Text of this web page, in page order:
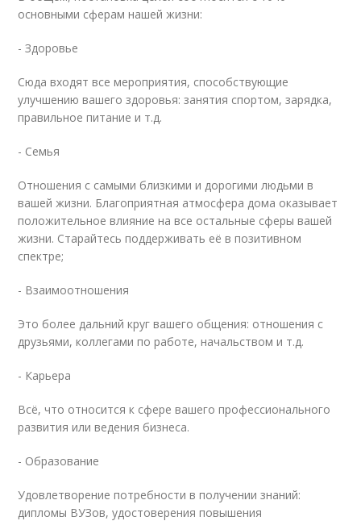
основными сферам нашей жизни:
- Здоровье
Сюда входят все мероприятия, способствующие
улучшению вашего здоровья: занятия спортом, зарядка,
правильное питание и т.д.
- Семья
Отношения с самыми близкими и дорогими людьми в
вашей жизни. Благоприятная атмосфера дома оказывает
положительное влияние на все остальные сферы вашей
жизни. Старайтесь поддерживать её в позитивном
спектре;
- Взаимоотношения
Это более дальний круг вашего общения: отношения с
друзьями, коллегами по работе, начальством и т.д.
- Карьера
Всё, что относится к сфере вашего профессионального
развития или ведения бизнеса.
- Образование
Удовлетворение потребности в получении знаний:
дипломы ВУЗов, удостоверения повышения